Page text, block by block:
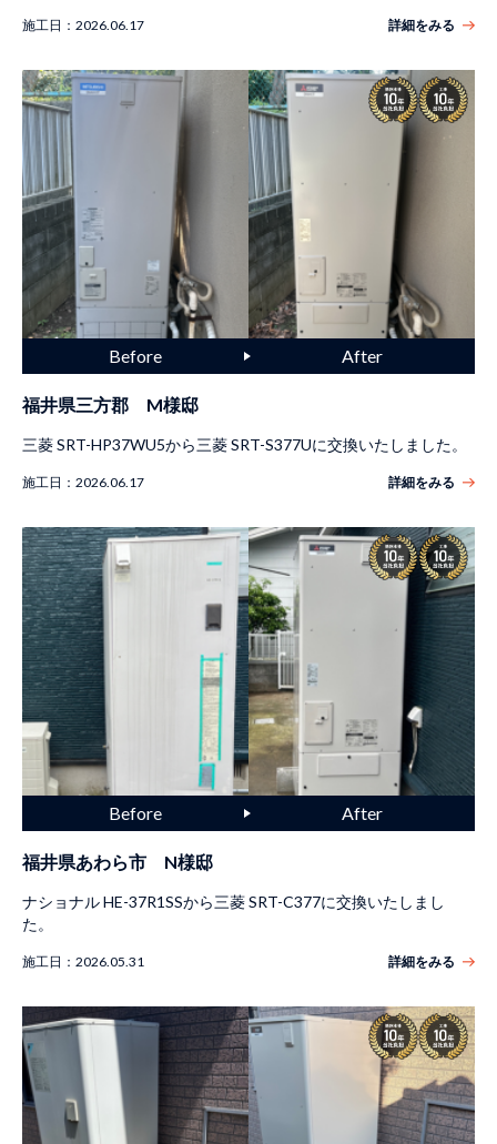
施工日： 2026.06.17 詳細をみる
福井県三方郡 M様邸
三菱 SRT-HP37WU5から三菱 SRT-S377Uに交換いたしました。
施工日： 2026.06.17 詳細をみる
福井県あわら市 N様邸
ナショナル HE-37R1SSから三菱 SRT-C377に交換いたしまし
た。
施工日： 2026.05.31 詳細をみる